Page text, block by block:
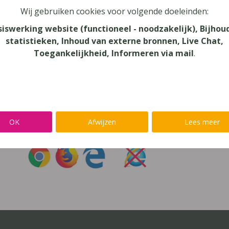
vergeten?
niet inloggen met een@lees.op-account
meteen naarAlinea,IntoWords,K3000,SprintPlus,
Wij gebruiken cookies voor volgende doeleinden:
website (functioneel - noodzakelijk),
statistieken, Inhoud van externe bronnen, Live Chat,
Toegankelijkheid, Informeren via mail.
OK Afwijzen Lees meer